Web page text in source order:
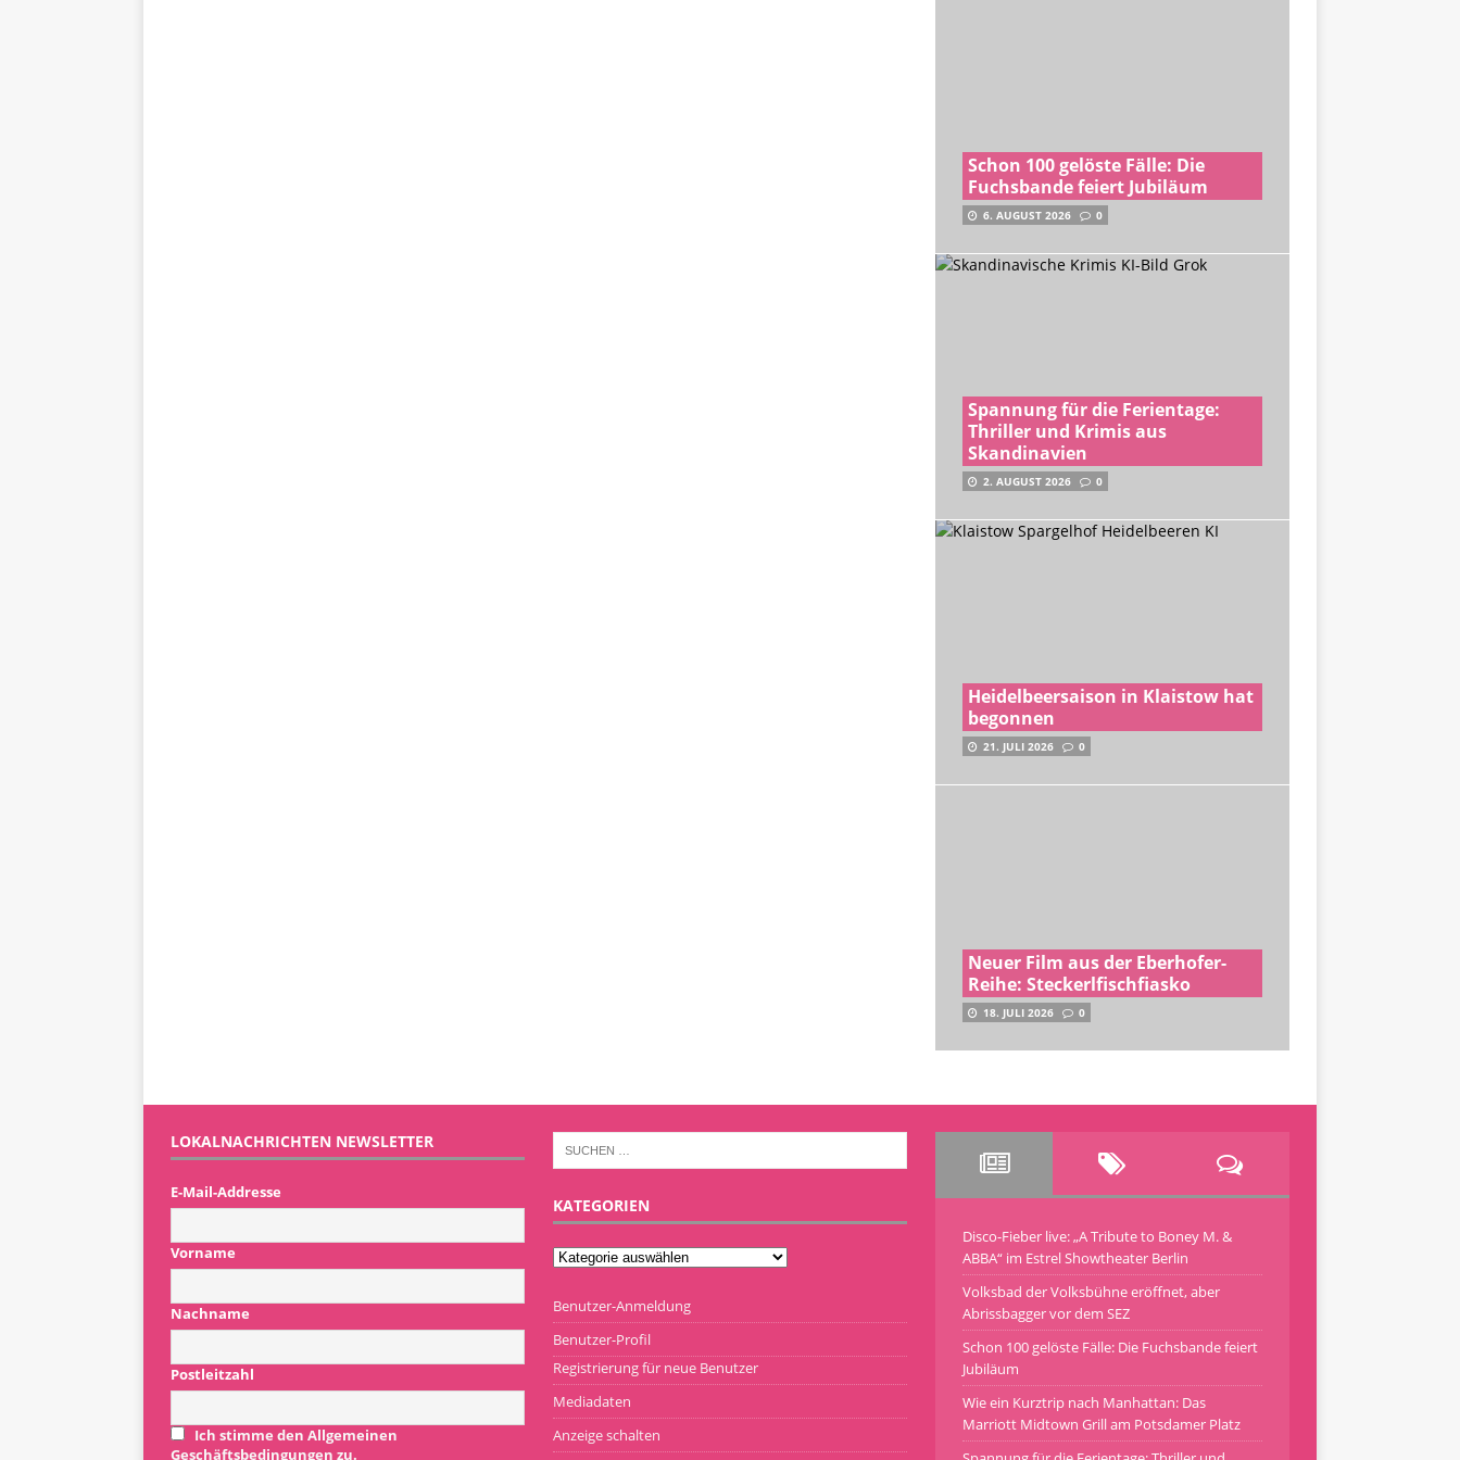
Schon 100 gelöste Fälle: Die
Fuchsbande feiert Jubiläum
6. AUGUST 2026 0
Spannung für die Ferientage:
Thriller und Krimis aus
Skandinavien
2. AUGUST 2026 0
Heidelbeersaison in Klaistow hat
begonnen
21. JULI 2026 0
Neuer Film aus der Eberhofer-
Reihe: Steckerlfischfiasko
18. JULI 2026 0
LOKALNACHRICHTEN NEWSLETTER
E-Mail-Addresse
Vorname
Nachname
Postleitzahl
Ich stimme den Allgemeinen
Geschäftsbedingungen zu.
KATEGORIEN
Benutzer-Anmeldung
Benutzer-Profil
Registrierung für neue Benutzer
Mediadaten
Anzeige schalten
Disco-Fieber live: „A Tribute to Boney M. &
ABBA“ im Estrel Showtheater Berlin
Volksbad der Volksbühne eröffnet, aber
Abrissbagger vor dem SEZ
Schon 100 gelöste Fälle: Die Fuchsbande feiert
Jubiläum
Wie ein Kurztrip nach Manhattan: Das
Marriott Midtown Grill am Potsdamer Platz